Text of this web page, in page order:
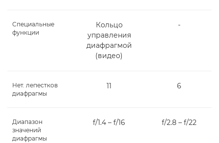
Специальные
функции
Кольцо
управления
диафрагмой
(видео)
-
Нет. лепестков
диафрагмы
11 6
Диапазон
значений
диафрагмы
f/1.4 – f/16 f/2.8 – f/22